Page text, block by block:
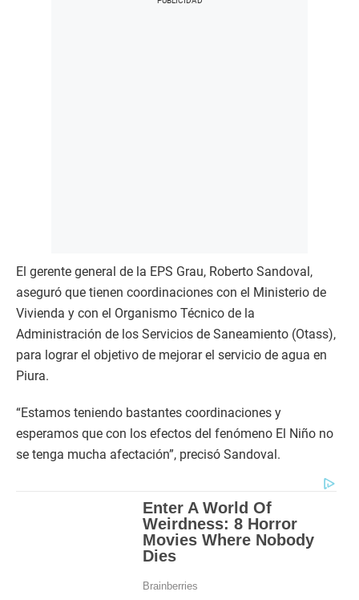
El gerente general de la EPS Grau, Roberto Sandoval,
aseguró que tienen coordinaciones con el Ministerio de
Vivienda y con el Organismo Técnico de la
Administración de los Servicios de Saneamiento (Otass),
para lograr el objetivo de mejorar el servicio de agua en
Piura.
“Estamos teniendo bastantes coordinaciones y
esperamos que con los efectos del fenómeno El Niño no
se tenga mucha afectación”, precisó Sandoval.